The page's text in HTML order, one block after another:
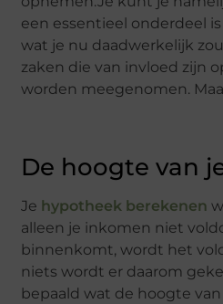
een essentieel onderdeel
wat je nu daadwerkelijk
zaken die van invloed zijn
worden meegenomen.
De hoogte van
Je hypotheek berekenen
alleen je inkomen niet
binnenkomt, wordt het
niets wordt er daarom
bepaald wat de hoogte